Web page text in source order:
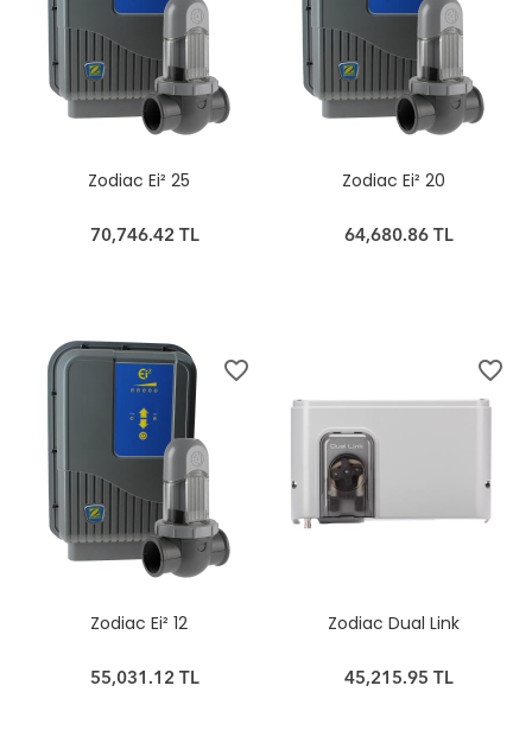
Zodiac Ei² 25
70,746.42 TL
Zodiac Ei² 20
64,680.86 TL
favorite_border
Zodiac Ei² 12
55,031.12 TL
favorite_border
Zodiac Dual Link
45,215.95 TL